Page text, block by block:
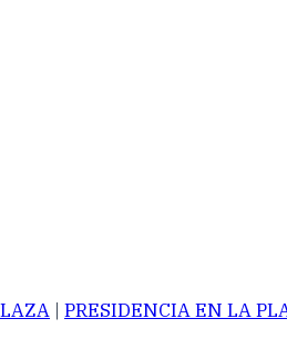
| PRESIDENCIA EN LA